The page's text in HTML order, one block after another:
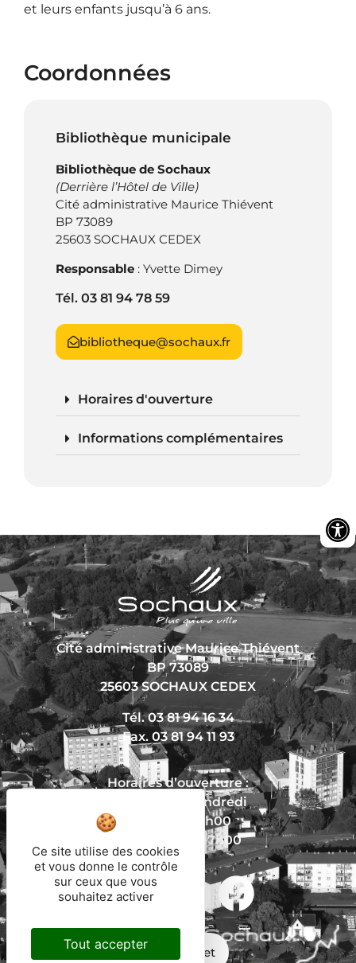
et leurs enfants jusqu’à 6 ans.
Coordonnées
Bibliothèque municipale
Bibliothèque de Sochaux
(Derrière l’Hôtel de Ville)
Cité administrative Maurice Thiévent
BP 73089
25603 SOCHAUX CEDEX
Responsable : Yvette Dimey
Tél. 03 81 94 78 59
bibliotheque@sochaux.fr
Horaires d'ouverture
Informations complémentaires
Cité administrative Maurice Thiévent
BP 73089
25603 SOCHAUX CEDEX
Tél. 03 81 94 16 34
Fax. 03 81 94 11 93
Horaires d’ouverture :
Du lundi au vendredi
De 8h30 à 12h00
Et de 13h30 à 17h00
Nous écrire
Mon trajet
Ce site utilise des cookies
et vous donne le contrôle
sur ceux que vous
souhaitez activer
Tout accepter